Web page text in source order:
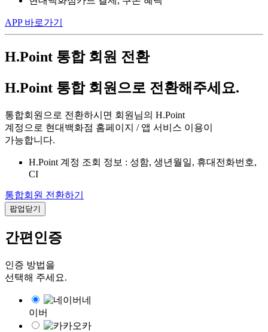
APP 바로가기
H.Point 통합 회원 전환
H.Point 통합 회원으로 전환해주세요.
통합회원으로 전환하시면 회원님의 H.Point
계정으로 현대백화점 홈페이지 / 앱 서비스 이용이
가능합니다.
H.Point 계정 조회 정보 : 성함, 생년월일, 휴대전화번호,
CI
통합회원 전환하기
팝업닫기
간편인증
인증 방법을
선택해 주세요.
네
이버
카